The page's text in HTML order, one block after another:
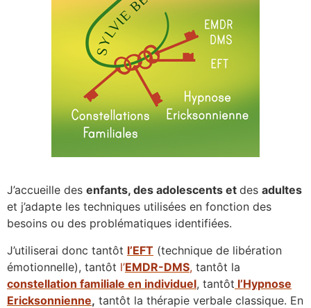
J’accueille des enfants, des adolescents et des adultes
et j’adapte les techniques utilisées en fonction des
besoins ou des problématiques identifiées.
J’utiliserai donc tantôt l’EFT (technique de libération
émotionnelle), tantôt l’EMDR-DMS, tantôt la
constellation familiale en individuel, tantôt l’Hypnose
Ericksonnienne, tantôt la thérapie verbale classique. En